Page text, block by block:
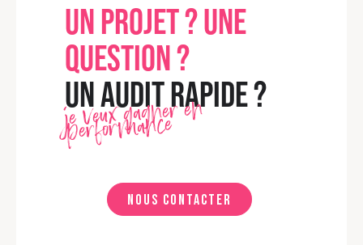
UN PROJET ? UNE
QUESTION ?
UN AUDIT RAPIDE ?
je veux gagner en
performance
Nous contacter